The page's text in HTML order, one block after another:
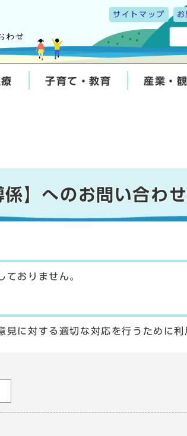
サイトマップ
子育て・教育 産業・
】へのお問い合わせ
ておりません。
に対する適切な対応を行うために